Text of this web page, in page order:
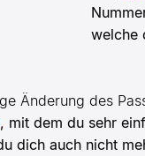
welche
Änderung des
, mit dem du sehr
dich auch nicht